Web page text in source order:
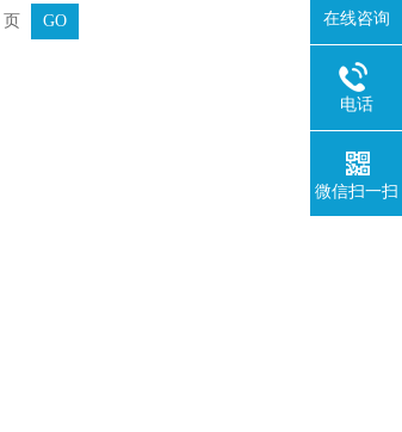
页 在线咨询
电话
微信扫一扫